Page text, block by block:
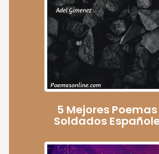
5 Mejores Poemas
Soldados